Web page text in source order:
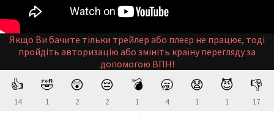
Якщо Ви бачите тільки трейлер або плеєр не працює, тоді
пройдіть авторизацію або змініть країну перегляду за
допомогою ВПН!
👍
14
🤣
1
😲
2
😔
2
💣
1
🥱
4
😧
1
😈
1
👎
17